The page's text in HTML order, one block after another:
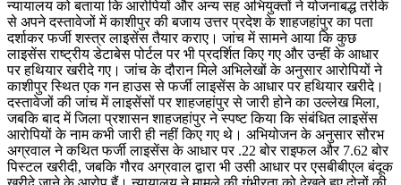
न्यायालय को बताया कि आरोपियों और अन्य सह अभियुक्तों ने योजनाबद्ध तरीके
से अपने दस्तावेजों में काशीपुर की बजाय उत्तर प्रदेश के शाहजहांपुर का पता
दर्शाकर फर्जी शस्त्र लाइसेंस तैयार कराए। जांच में सामने आया कि कुछ
लाइसेंस राष्ट्रीय डेटाबेस पोर्टल पर भी प्रदर्शित किए गए और उन्हीं के आधार
पर हथियार खरीदे गए। जांच के दौरान मिले अभिलेखों के अनुसार आरोपियों ने
काशीपुर स्थित एक गन हाउस से फर्जी लाइसेंस के आधार पर हथियार खरीदे।
दस्तावेजों की जांच में लाइसेंसों पर शाहजहांपुर से जारी होने का उल्लेख मिला,
जबकि बाद में जिला प्रशासन शाहजहांपुर ने स्पष्ट किया कि संबंधित लाइसेंस
आरोपियों के नाम कभी जारी ही नहीं किए गए थे। अभियोजन के अनुसार सौरभ
अग्रवाल ने कथित फर्जी लाइसेंस के आधार पर .22 बोर राइफल और 7.62 बोर
पिस्टल खरीदी, जबकि गौरव अग्रवाल द्वारा भी उसी आधार पर एसबीबीएल बंदूक